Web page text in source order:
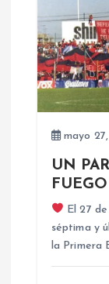
c
ó
mayo
UN
El 27
séptima y
la Primera